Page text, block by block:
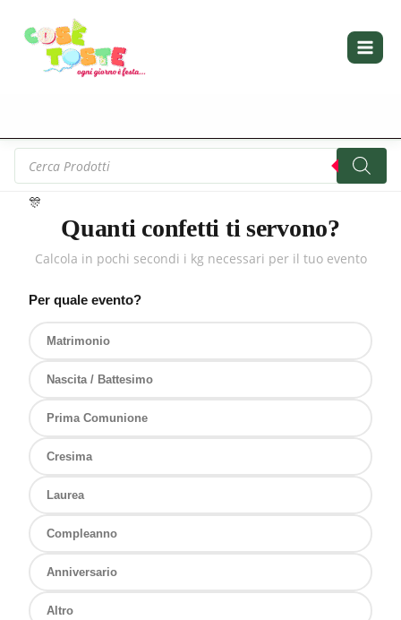
contenuto
search
🎊
Quanti confetti ti servono?
Calcola in pochi secondi i kg necessari per il tuo evento
Per quale evento?
Matrimonio
Nascita / Battesimo
Prima Comunione
Cresima
Laurea
Compleanno
Anniversario
Altro